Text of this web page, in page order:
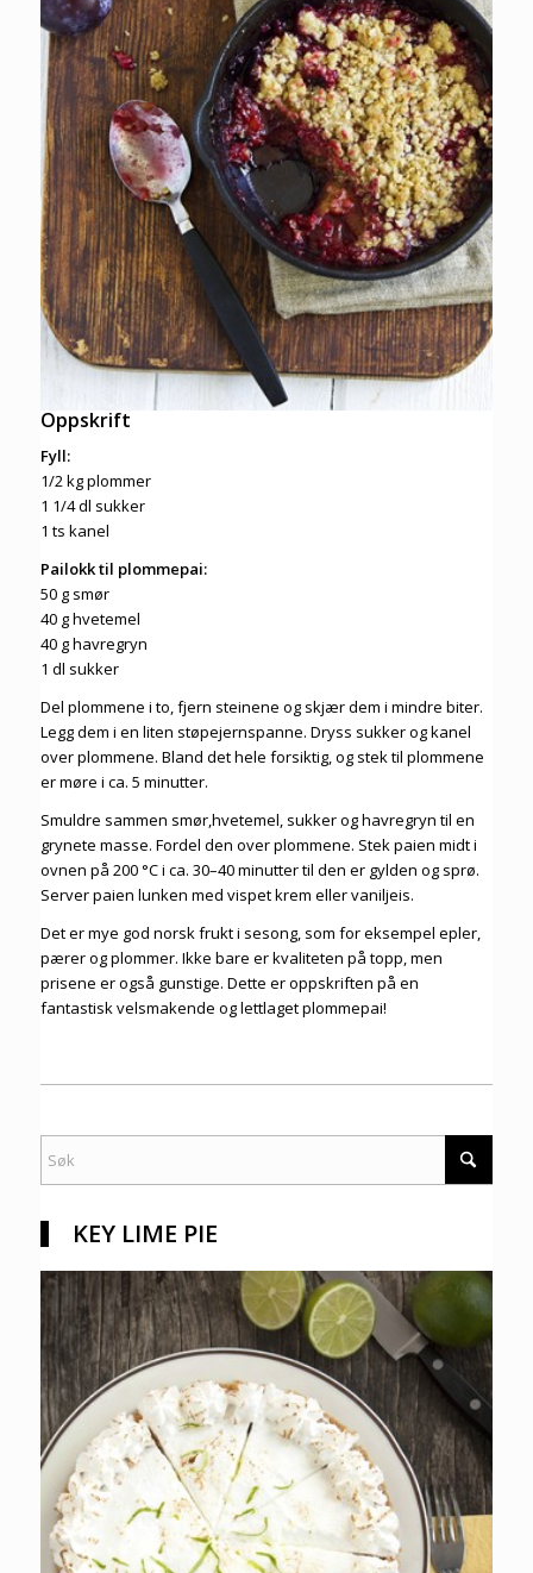
Oppskrift
Fyll:
1/2 kg plommer
1 1/4 dl sukker
1 ts kanel
Pailokk til plommepai:
50 g smør
40 g hvetemel
40 g havregryn
1 dl sukker
Del plommene i to, fjern steinene og skjær dem i mindre biter.
Legg dem i en liten støpejernspanne. Dryss sukker og kanel
over plommene. Bland det hele forsiktig, og stek til plommene
er møre i ca. 5 minutter.
Smuldre sammen smør,hvetemel, sukker og havregryn til en
grynete masse. Fordel den over plommene. Stek paien midt i
ovnen på 200 °C i ca. 30–40 minutter til den er gylden og sprø.
Server paien lunken med vispet krem eller vaniljeis.
Det er mye god norsk frukt i sesong, som for eksempel epler,
pærer og plommer. Ikke bare er kvaliteten på topp, men
prisene er også gunstige. Dette er oppskriften på en
fantastisk velsmakende og lettlaget plommepai!
KEY LIME PIE